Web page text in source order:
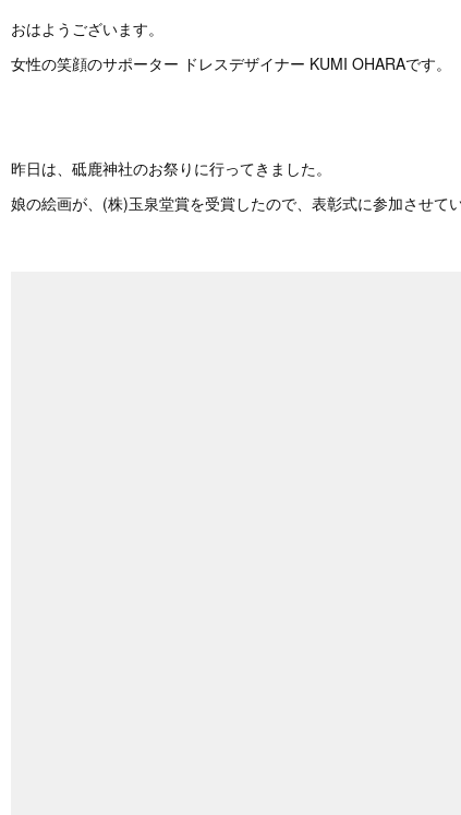
おはようございます。
女性の笑顔のサポーター ドレスデザイナー KUMI OHARAです。
昨日は、砥鹿神社のお祭りに行ってきました。
娘の絵画が、(株)玉泉堂賞を受賞したので、表彰式に参加させて